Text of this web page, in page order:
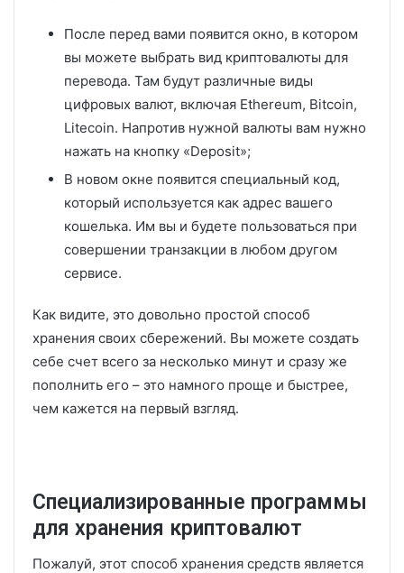
После перед вами появится окно, в котором
вы можете выбрать вид криптовалюты для
перевода. Там будут различные виды
цифровых валют, включая Ethereum, Bitcoin,
Litecoin. Напротив нужной валюты вам нужно
нажать на кнопку «Deposit»;
В новом окне появится специальный код,
который используется как адрес вашего
кошелька. Им вы и будете пользоваться при
совершении транзакции в любом другом
сервисе.
Как видите, это довольно простой способ
хранения своих сбережений. Вы можете создать
себе счет всего за несколько минут и сразу же
пополнить его – это намного проще и быстрее,
чем кажется на первый взгляд.
Специализированные программы
для хранения криптовалют
Пожалуй, этот способ хранения средств является